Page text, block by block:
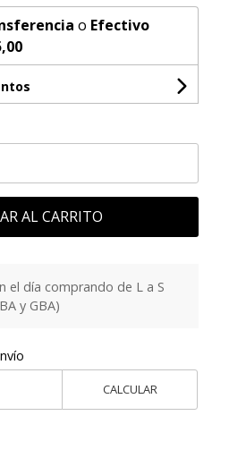
o Efectivo
AL CARRITO
el día comprando de L a S
y GBA)
CALCULAR